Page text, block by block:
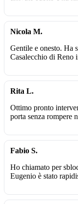
Nicola M.
Gentile e onesto. Ha
Casalecchio di Reno
Rita L.
Ottimo pronto
porta senza rompere
Fabio S.
Ho chiamato per
Eugenio è stato